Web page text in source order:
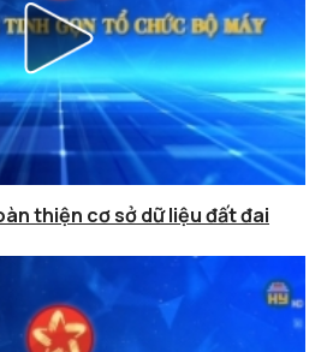
thiện cơ sở dữ liệu đất đai